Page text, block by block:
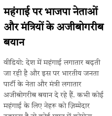
महंगाई पर भाजपा नेताओं
और मंत्रियों के अजीबोगरीब
बयान
वीडियो: देश में महंगाई लगातार बढ़ती
जा रही है और इस पर भारतीय जनता
पार्टी के नेता और मंत्री लगातार
अजीबोगरीब बयान दे रहे हैं. कभी कोई
महंगाई के लिए नेहरू को ज़िम्मेदार